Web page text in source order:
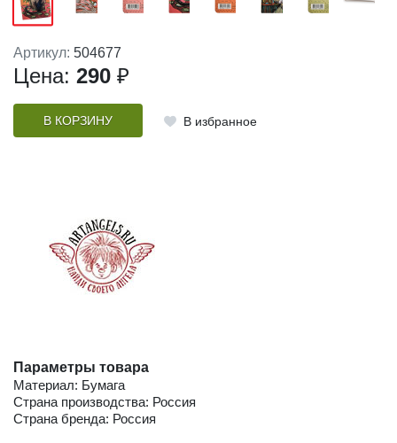
Артикул: 504677
Цена: 290 ₽
В КОРЗИНУ В избранное
Параметры товара
Материал: Бумага
Страна производства: Россия
Страна бренда: Россия